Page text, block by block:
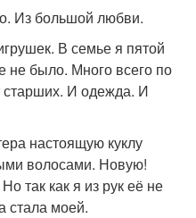
Из большой любви.
В семье я пятой
не было. Много всего по
старших. И одежда. И
настоящую куклу
волосами. Новую!
так как я из рук её не
стала моей.